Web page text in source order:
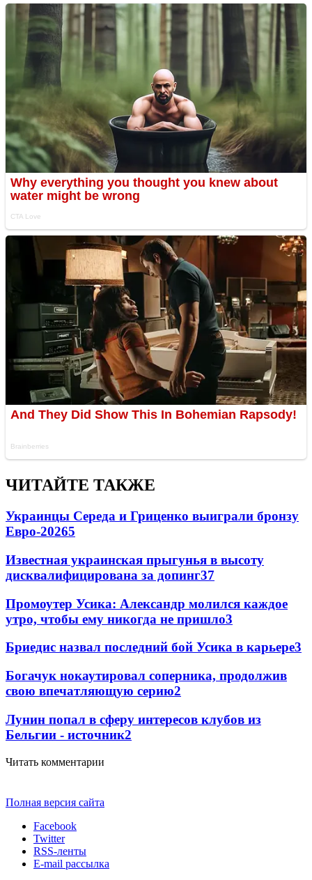
ЧИТАЙТЕ ТАКЖЕ
Украинцы Середа и Гриценко выиграли бронзу
Евро-20265
Известная украинская прыгунья в высоту
дисквалифицирована за допинг37
Промоутер Усика: Александр молился каждое
утро, чтобы ему никогда не пришло3
Бриедис назвал последний бой Усика в карьере3
Богачук нокаутировал соперника, продолжив
свою впечатляющую серию2
Лунин попал в сферу интересов клубов из
Бельгии - источник2
Читать комментарии
Полная версия сайта
Facebook
Twitter
RSS-ленты
E-mail рассылка